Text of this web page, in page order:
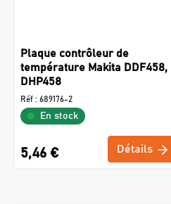
Plaque contrôleur de
température Makita DDF458,
DHP458
Réf : 689176-2
En stock
5,46 € Détails